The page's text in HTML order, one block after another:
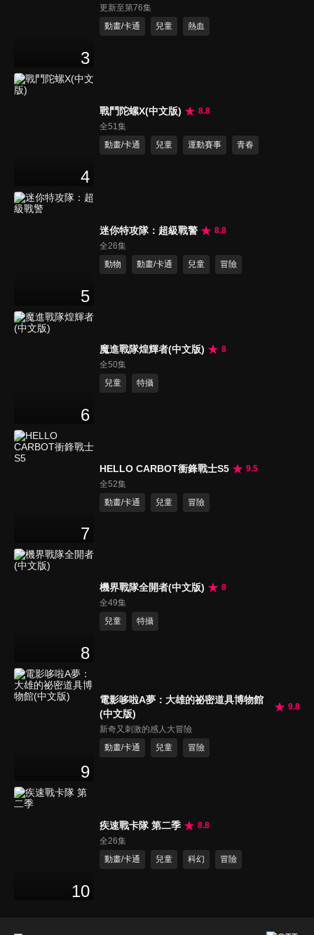
3
更新至第76集
動畫/卡通
兒童 熱血
4
戰鬥陀螺X(中文版)
8.8
全51集
動畫/卡通
兒童 運動賽事 青春
5
迷你特攻隊：超級戰警
8.8
全26集
動物
動畫/卡通 兒童 冒險
6
魔進戰隊煌輝者(中文版)
8
全50集
兒童
特攝
7
HELLO CARBOT衝鋒戰士S5
9.5
全52集
動畫/卡通
兒童 冒險
8
機界戰隊全開者(中文版)
8
全49集
兒童
特攝
9
電影哆啦A夢：大雄的祕密道具博物館
(中文版)
9.8
新奇又刺激的感人大冒險
動畫/卡通
兒童 冒險
10
疾速戰卡隊 第二季
8.8
全26集
動畫/卡通
兒童 科幻 冒險